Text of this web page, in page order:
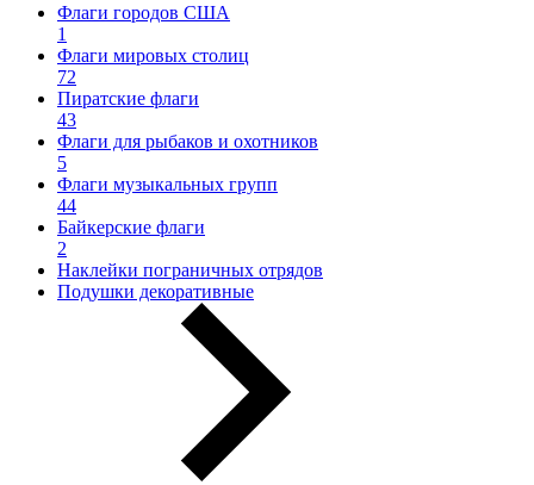
Флаги городов США
1
Флаги мировых столиц
72
Пиратские флаги
43
Флаги для рыбаков и охотников
5
Флаги музыкальных групп
44
Байкерские флаги
2
Наклейки пограничных отрядов
Подушки декоративные